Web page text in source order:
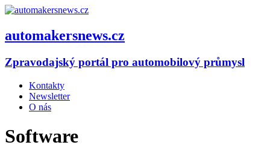
automakersnews.cz
Zpravodajský portál pro automobilový průmysl
Kontakty
Newsletter
O nás
Software